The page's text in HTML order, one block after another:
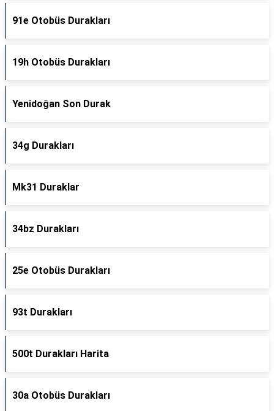
91e Otobüs Durakları
19h Otobüs Durakları
Yenidoğan Son Durak
34g Durakları
Mk31 Duraklar
34bz Durakları
25e Otobüs Durakları
93t Durakları
500t Durakları Harita
30a Otobüs Durakları